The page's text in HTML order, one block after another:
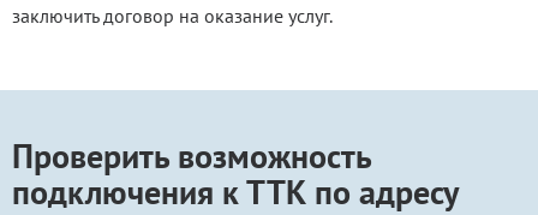
заключить договор на оказание услуг.
Проверить возможность
подключения к ТТК по адресу